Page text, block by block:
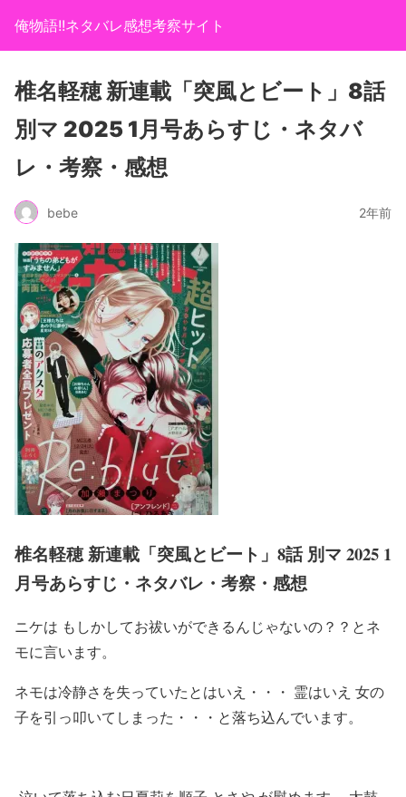
俺物語!!ネタバレ感想考察サイト
椎名軽穂 新連載「突風とビート」8話
別マ 2025 1月号あらすじ・ネタバ
レ・考察・感想
bebe 2年前
椎名軽穂 新連載「突風とビート」8話 別マ 2025 1
月号あらすじ・ネタバレ・考察・感想
ニケは もしかしてお祓いができるんじゃないの？？とネ
モに言います。
ネモは冷静さを失っていたとはいえ・・・ 霊はいえ 女の
子を引っ叩いてしまった・・・と落ち込んでいます。